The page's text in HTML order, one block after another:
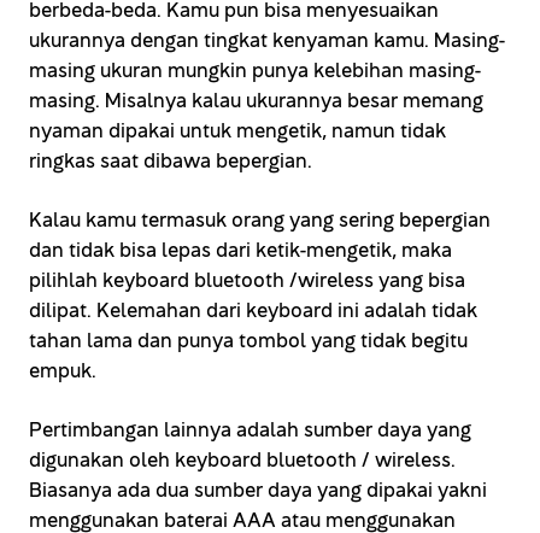
berbeda-beda. Kamu pun bisa menyesuaikan
ukurannya dengan tingkat kenyaman kamu. Masing-
masing ukuran mungkin punya kelebihan masing-
masing. Misalnya kalau ukurannya besar memang
nyaman dipakai untuk mengetik, namun tidak
ringkas saat dibawa bepergian.
Kalau kamu termasuk orang yang sering bepergian
dan tidak bisa lepas dari ketik-mengetik, maka
pilihlah keyboard bluetooth /wireless yang bisa
dilipat. Kelemahan dari keyboard ini adalah tidak
tahan lama dan punya tombol yang tidak begitu
empuk.
Pertimbangan lainnya adalah sumber daya yang
digunakan oleh keyboard bluetooth / wireless.
Biasanya ada dua sumber daya yang dipakai yakni
menggunakan baterai AAA atau menggunakan